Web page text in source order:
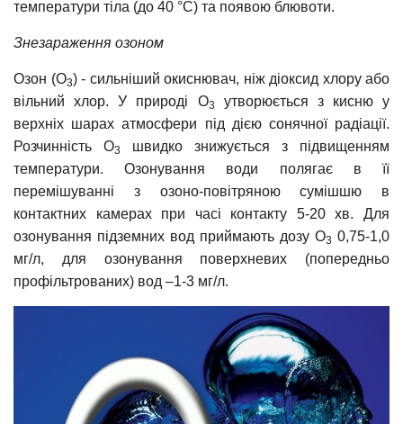
температури тіла (до 40 °C) та появою блювоти.
Знезараження озоном
Озон (О3) - сильніший окиснювач, ніж діоксид хлору або
вільний хлор. У природі О3
утворюється з кисню у
верхніх шарах атмосфери під дією сонячної радіації.
Розчинність О3
швидко знижується з підвищенням
температури. Озонування води полягає в її
перемішуванні з озоно-повітряною сумішшю в
контактних камерах при часі контакту 5-20 хв. Для
озонування підземних вод приймають дозу О3 0,75-1,0
мг/л, для озонування поверхневих (попередньо
профільтрованих) вод –1-3 мг/л.